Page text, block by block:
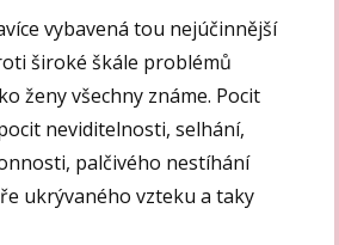
vybavená tou nejúčinnější
široké škále problémů
ženy všechny známe. Pocit
neviditelnosti, selhání,
palčivého nestíhání
ukrývaného vzteku a taky